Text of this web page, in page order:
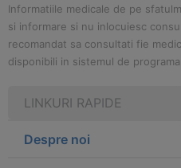
Informatiile medicale de pe
si informare si nu inlocuiesc
recomandat sa consultati fie
disponibili in sistemul de
LINKURI RAPIDE
Despre noi